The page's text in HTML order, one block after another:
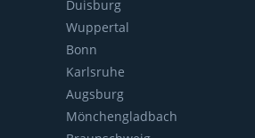
Duisburg
Wuppertal
Bonn
Karlsruhe
Augsburg
Mönchengladbach